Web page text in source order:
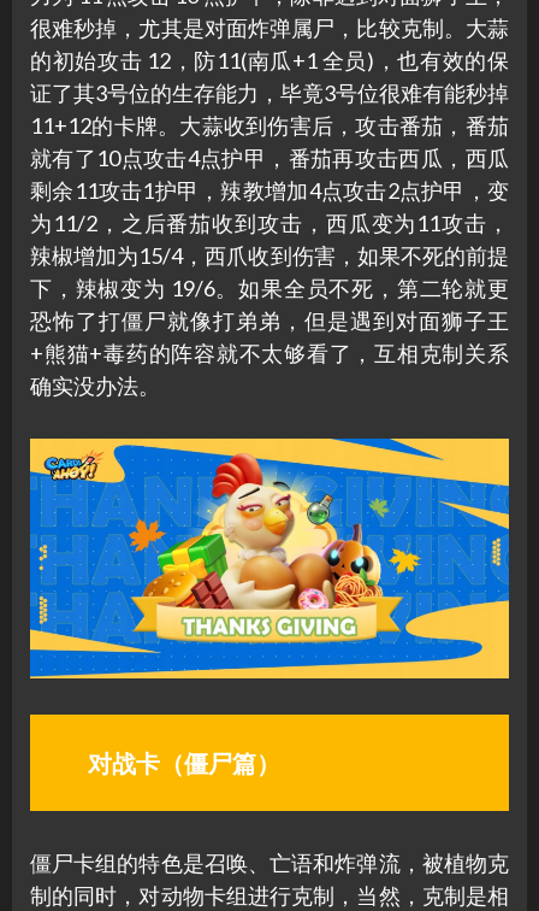
很难秒掉，尤其是对面炸弹属尸，比较克制。大蒜
的初始攻击 12，防11(南瓜+1 全员)，也有效的保
证了其3号位的生存能力，毕竟3号位很难有能秒掉
11+12的卡牌。大蒜收到伤害后，攻击番茄，番茄
就有了10点攻击4点护甲，番茄再攻击西瓜，西瓜
剩余11攻击1护甲，辣教增加4点攻击2点护甲，变
为11/2，之后番茄收到攻击，西瓜变为11攻击，
辣椒增加为15/4，西爪收到伤害，如果不死的前提
下，辣椒变为 19/6。如果全员不死，第二轮就更
恐怖了打僵尸就像打弟弟，但是遇到对面狮子王
+熊猫+毒药的阵容就不太够看了，互相克制关系
确实没办法。
对战卡（僵尸篇）
僵尸卡组的特色是召唤、亡语和炸弹流，被植物克
制的同时，对动物卡组进行克制，当然，克制是相